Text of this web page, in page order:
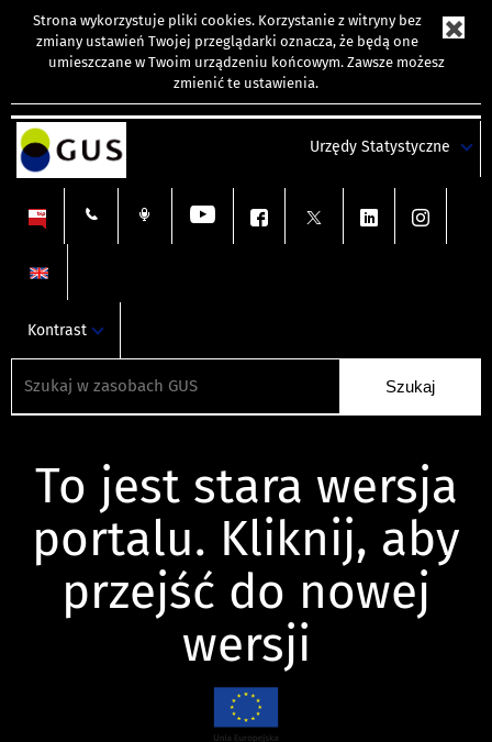
Strona wykorzystuje pliki cookies. Korzystanie z witryny bez
zmiany ustawień Twojej przeglądarki oznacza, że będą one
umieszczane w Twoim urządzeniu końcowym. Zawsze możesz
zmienić te ustawienia.
Urzędy Statystyczne
Kontrast
To jest stara wersja
portalu. Kliknij, aby
przejść do nowej
wersji